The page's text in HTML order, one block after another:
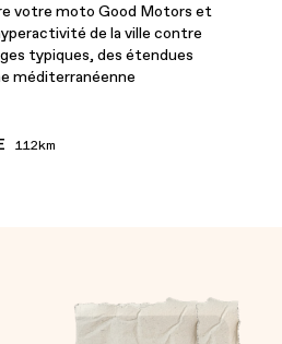
votre moto Good Motors et
de la ville contre
typiques, des étendues
méditerranéenne
112km